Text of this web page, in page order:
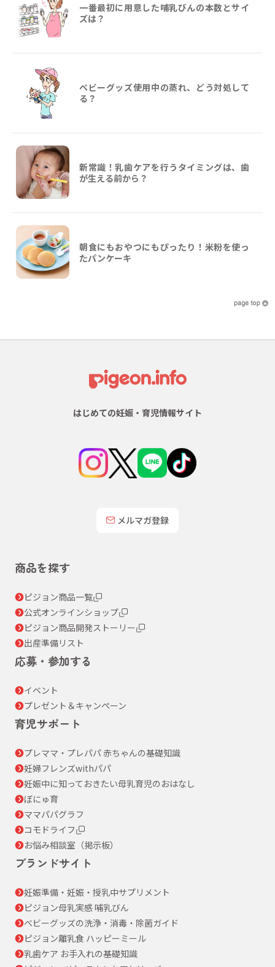
一番最初に用意した哺乳びんの本数とサイ
ズは？
ベビーグッズ使用中の蒸れ、どう対処して
る？
新常識！乳歯ケアを行うタイミングは、歯
が生える前から？
朝食にもおやつにもぴったり！米粉を使っ
たパンケーキ
はじめての妊娠・育児情報サイト
メルマガ登録
商品を探す
ピジョン商品一覧
公式オンラインショップ
ピジョン商品開発ストーリー
出産準備リスト
応募・参加する
イベント
プレゼント＆キャンペーン
育児サポート
プレママ・プレパパ 赤ちゃんの基礎知識
妊婦フレンズwithパパ
妊娠中に知っておきたい母乳育児のおはなし
ぼにゅ育
ママパパグラフ
コモドライフ
お悩み相談室（掲示板）
ブランドサイト
妊娠準備・妊娠・授乳中サプリメント
ピジョン母乳実感 哺乳びん
ベビーグッズの洗浄・消毒・除菌ガイド
ピジョン離乳食 ハッピーミール
乳歯ケア お手入れの基礎知識